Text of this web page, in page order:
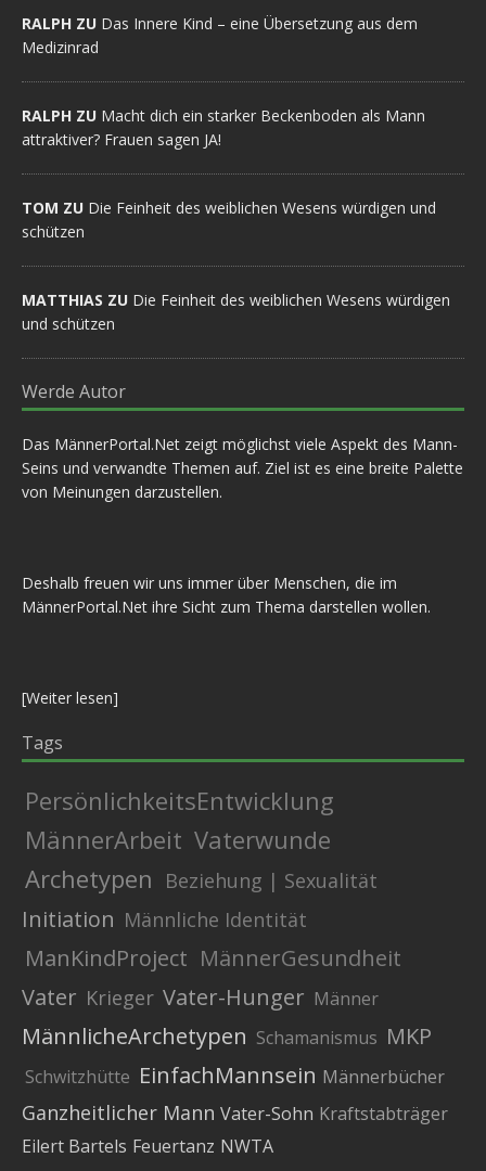
RALPH ZU Das Innere Kind – eine Übersetzung aus dem
Medizinrad
RALPH ZU Macht dich ein starker Beckenboden als Mann
attraktiver? Frauen sagen JA!
TOM ZU Die Feinheit des weiblichen Wesens würdigen und
schützen
MATTHIAS ZU Die Feinheit des weiblichen Wesens würdigen
und schützen
Werde Autor
Das MännerPortal.Net zeigt möglichst viele Aspekt des Mann-
Seins und verwandte Themen auf. Ziel ist es eine breite Palette
von Meinungen darzustellen.
Deshalb freuen wir uns immer über Menschen, die im
MännerPortal.Net ihre Sicht zum Thema darstellen wollen.
[Weiter lesen]
Tags
PersönlichkeitsEntwicklung
MännerArbeit Vaterwunde
Archetypen
Beziehung | Sexualität
Initiation Männliche Identität
ManKindProject MännerGesundheit
Vater Krieger Vater-Hunger Männer
MännlicheArchetypen Schamanismus MKP
Schwitzhütte EinfachMannsein Männerbücher
Ganzheitlicher Mann Vater-Sohn Kraftstabträger
Eilert Bartels Feuertanz NWTA